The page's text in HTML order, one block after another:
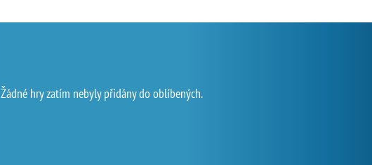
Žádné hry zatím nebyly přidány do oblíbených.